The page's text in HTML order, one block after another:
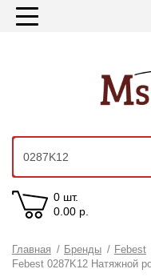
0 шт.
0.00 р.
Главная / Бренды / Febest
Febest 0287K12 Натяжной